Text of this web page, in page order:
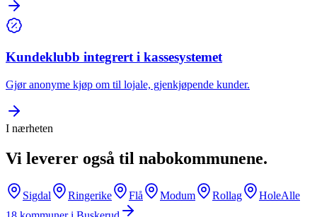
Kundeklubb integrert i kassesystemet
Gjør anonyme kjøp om til lojale, gjenkjøpende kunder.
I nærheten
Vi leverer også til nabokommunene.
Sigdal Ringerike Flå Modum Rollag HoleAlle